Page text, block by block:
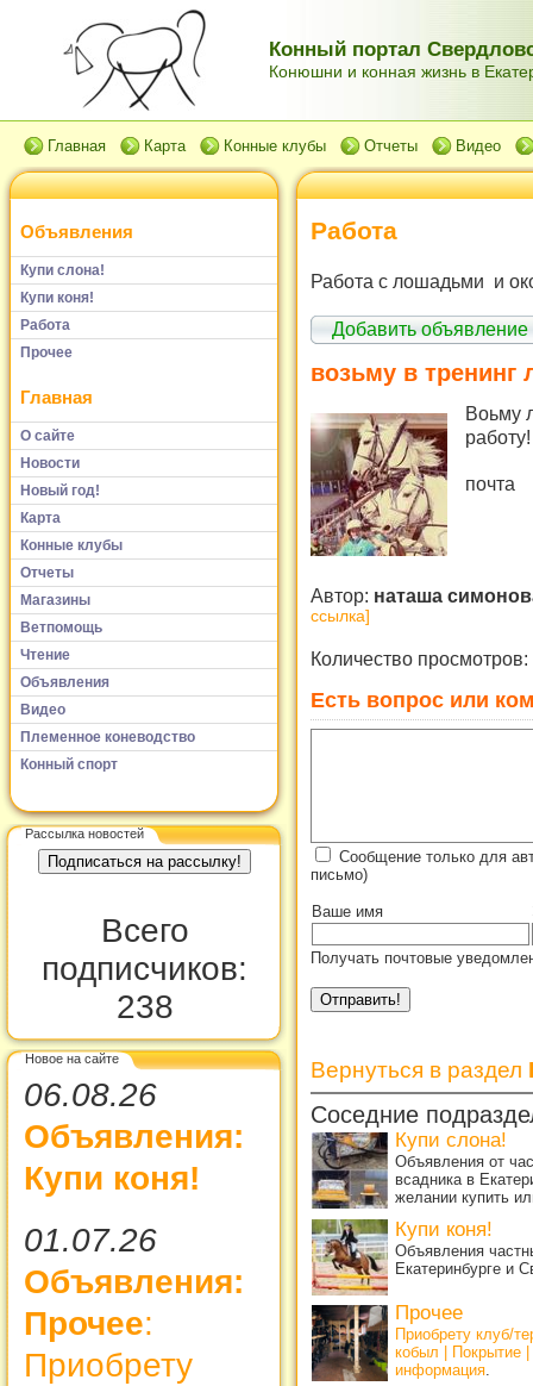
Конный портал
Конюшни и конная жизнь в
Главная Карта Конные клубы Отчеты Видео
Объявления
Купи слона!
Купи коня!
Работа
Прочее
Главная
О сайте
Новости
Новый год!
Карта
Конные клубы
Отчеты
Магазины
Ветпомощь
Чтение
Объявления
Видео
Племенное коневодство
Конный спорт
Рассылка новостей
Всего
подписчиков:
238
Новое на сайте
06.08.26
Объявления:
Купи коня!
01.07.26
Объявления:
Прочее:
Приобрету
Работа
Работа с лошадьми и
Добавить объявление
возьму в тренинг
Воьму
работу!
почта
Автор: наташа
ссылка]
Количество просмотров:
Есть вопрос или
Сообщение только для
письмо)
Ваше имя
Получать почтовые
Вернуться в раздел
Соседние
Купи слона!
Объявления от
всадника в
желании купить
Купи коня!
Объявления
Екатеринбурге и
Прочее
Приобрету клуб/
кобыл | Покрытие
информация.